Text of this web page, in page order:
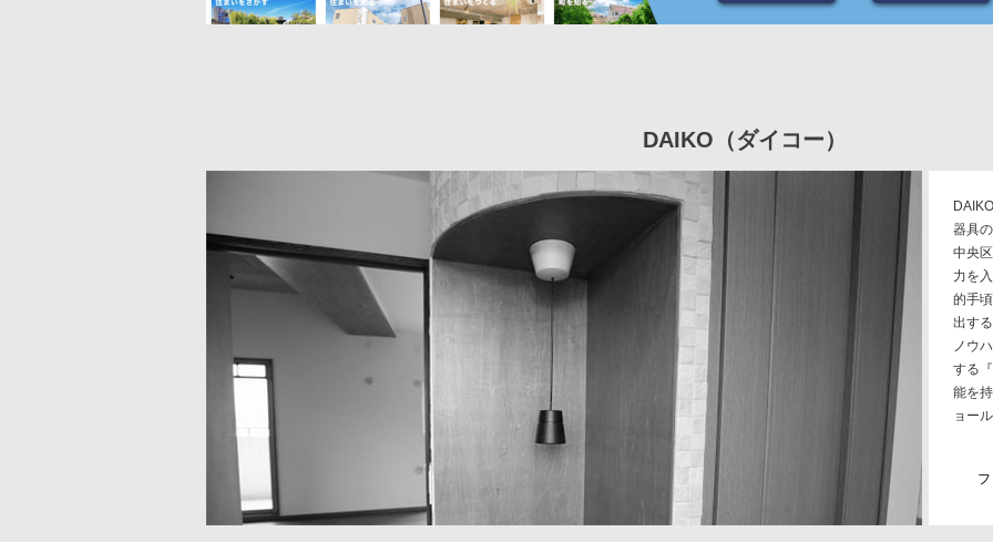
DAIKO（ダイコー）
器具
中央
力を
的手
出す
ノウ
する
能を
ョー
際、